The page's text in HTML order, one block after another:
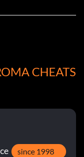
batallas. Los
ganar 800.000
CHEATS
since 1998